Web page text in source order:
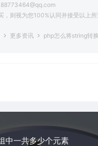
，则视为您100%认同并接受以上所
更多资讯 php怎么将string转
中一共多少个元素